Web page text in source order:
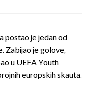
postao je jedan od
Zabijao je golove,
u UEFA Youth
europskih skauta.